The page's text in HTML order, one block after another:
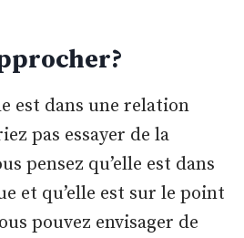
?
est dans une relation
pas essayer de la
pensez qu’elle est dans
et qu’elle est sur le point
pouvez envisager de